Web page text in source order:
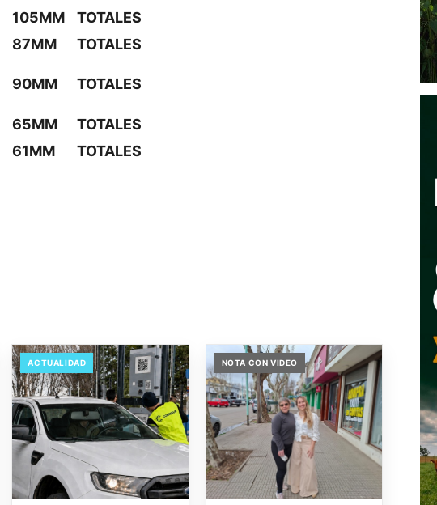
105MM
TOTALES
87MM
TOTALES
90MM TOTALES
65MM
TOTALES
61MM TOTALES
ACTUALIDAD NOTA CON VIDEO